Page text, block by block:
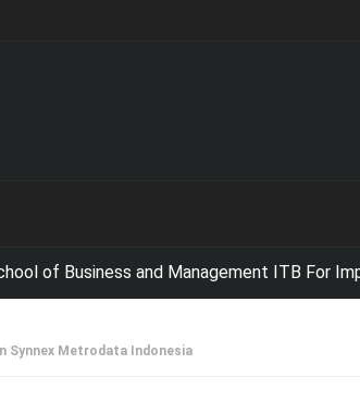
and Management ITB For Improving IT
Synnex Metrodata Indonesia